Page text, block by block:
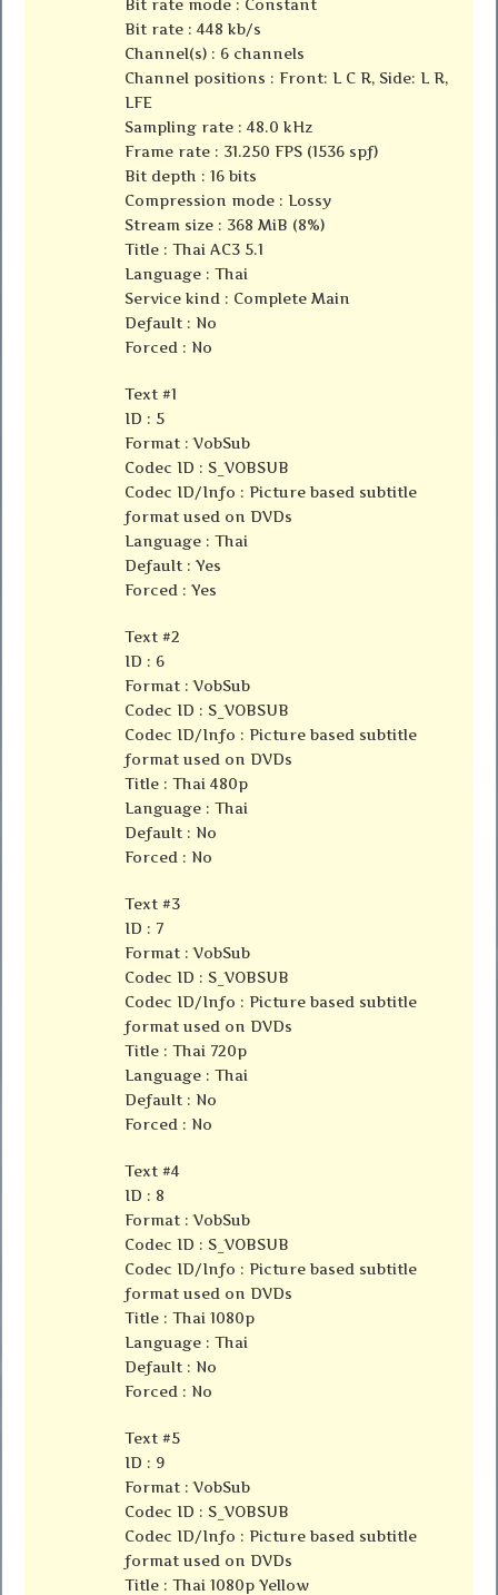
Bit rate mode : Constant
Bit rate : 448 kb/s
Channel(s) : 6 channels
Channel positions : Front: L C R, Side: L R,
LFE
Sampling rate : 48.0 kHz
Frame rate : 31.250 FPS (1536 spf)
Bit depth : 16 bits
Compression mode : Lossy
Stream size : 368 MiB (8%)
Title : Thai AC3 5.1
Language : Thai
Service kind : Complete Main
Default : No
Forced : No
Text #1
ID : 5
Format : VobSub
Codec ID : S_VOBSUB
Codec ID/Info : Picture based subtitle
format used on DVDs
Language : Thai
Default : Yes
Forced : Yes
Text #2
ID : 6
Format : VobSub
Codec ID : S_VOBSUB
Codec ID/Info : Picture based subtitle
format used on DVDs
Title : Thai 480p
Language : Thai
Default : No
Forced : No
Text #3
ID : 7
Format : VobSub
Codec ID : S_VOBSUB
Codec ID/Info : Picture based subtitle
format used on DVDs
Title : Thai 720p
Language : Thai
Default : No
Forced : No
Text #4
ID : 8
Format : VobSub
Codec ID : S_VOBSUB
Codec ID/Info : Picture based subtitle
format used on DVDs
Title : Thai 1080p
Language : Thai
Default : No
Forced : No
Text #5
ID : 9
Format : VobSub
Codec ID : S_VOBSUB
Codec ID/Info : Picture based subtitle
format used on DVDs
Title : Thai 1080p Yellow